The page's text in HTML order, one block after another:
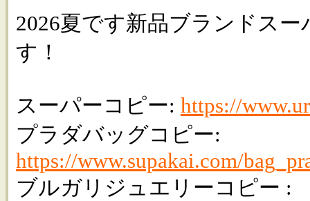
2026夏です新品ブランドス
す！
スーパーコピー: https://
プラダバッグコピー:
https://www.supakai.com/
ブルガリジュエリーコピー :